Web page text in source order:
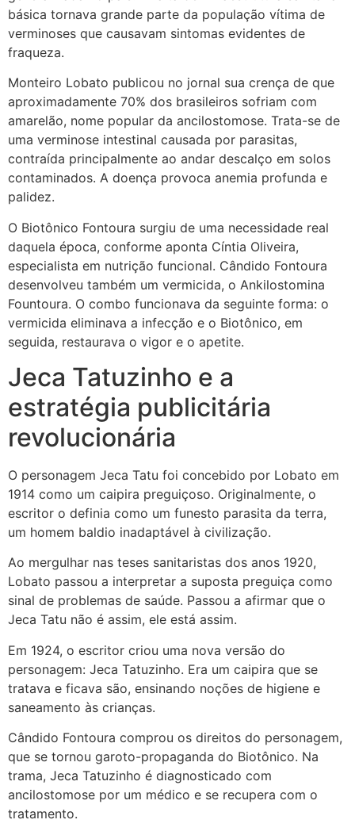
básica tornava grande parte da população vítima de
verminoses que causavam sintomas evidentes de
fraqueza.
Monteiro Lobato publicou no jornal sua crença de que
aproximadamente 70% dos brasileiros sofriam com
amarelão, nome popular da ancilostomose. Trata-se de
uma verminose intestinal causada por parasitas,
contraída principalmente ao andar descalço em solos
contaminados. A doença provoca anemia profunda e
palidez.
O Biotônico Fontoura surgiu de uma necessidade real
daquela época, conforme aponta Cíntia Oliveira,
especialista em nutrição funcional. Cândido Fontoura
desenvolveu também um vermicida, o Ankilostomina
Fountoura. O combo funcionava da seguinte forma: o
vermicida eliminava a infecção e o Biotônico, em
seguida, restaurava o vigor e o apetite.
Jeca Tatuzinho e a
estratégia publicitária
revolucionária
O personagem Jeca Tatu foi concebido por Lobato em
1914 como um caipira preguiçoso. Originalmente, o
escritor o definia como um funesto parasita da terra,
um homem baldio inadaptável à civilização.
Ao mergulhar nas teses sanitaristas dos anos 1920,
Lobato passou a interpretar a suposta preguiça como
sinal de problemas de saúde. Passou a afirmar que o
Jeca Tatu não é assim, ele está assim.
Em 1924, o escritor criou uma nova versão do
personagem: Jeca Tatuzinho. Era um caipira que se
tratava e ficava são, ensinando noções de higiene e
saneamento às crianças.
Cândido Fontoura comprou os direitos do personagem,
que se tornou garoto-propaganda do Biotônico. Na
trama, Jeca Tatuzinho é diagnosticado com
ancilostomose por um médico e se recupera com o
tratamento.